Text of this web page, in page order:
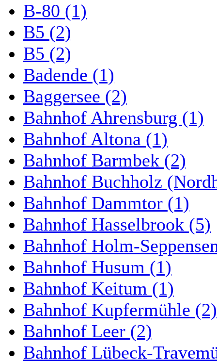
B-80 (1)
B5 (2)
B5 (2)
Badende (1)
Baggersee (2)
Bahnhof Ahrensburg (1)
Bahnhof Altona (1)
Bahnhof Barmbek (2)
Bahnhof Buchholz
Bahnhof Dammtor (1)
Bahnhof Hasselbrook (5)
Bahnhof Holm-
Bahnhof Husum (1)
Bahnhof Keitum (1)
Bahnhof Kupfermühle (2)
Bahnhof Leer (2)
Bahnhof Lübeck-